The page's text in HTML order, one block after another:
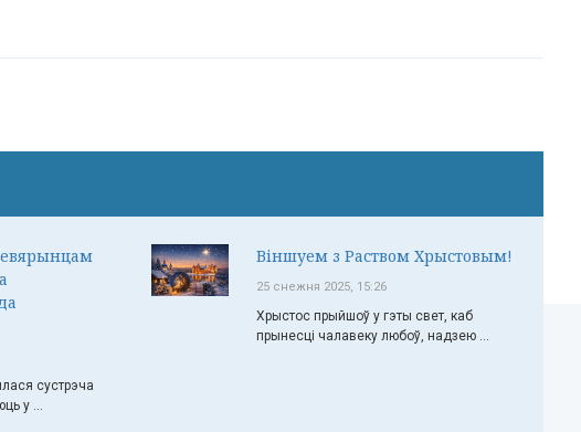
сустрэча
у ...
Віншуем з Раством Хрыстовым!
25 снежня 2025, 15:26
Хрыстос прыйшоў у гэты свет, каб
прынесці чалавеку любоў, надзею ...